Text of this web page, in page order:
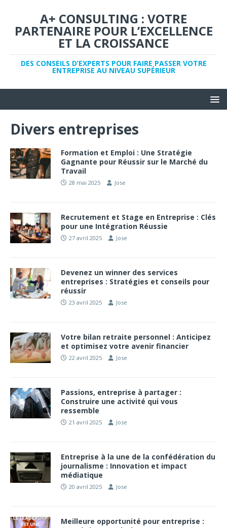
A+ CONSULTING : VOTRE
PARTENAIRE POUR L’EXCELLENCE
ET LA CROISSANCE
DES CONSEILS D’EXPERTS POUR FAIRE PASSER VOTRE
ENTREPRISE AU NIVEAU SUPÉRIEUR
Divers entreprises
Formation et Emploi : Une Stratégie
Gagnante pour Réussir sur le Marché du
Travail
28 mai 2025 Jose
Recrutement et Stage en Entreprise : Clés
pour une Intégration Réussie
27 avril 2025 Jose
Devenez un winner des services
entreprises : Stratégies et conseils pour
réussir
23 avril 2025 Jose
Votre bilan retraite personnel : Anticipez
et optimisez votre avenir financier
22 avril 2025 Jose
Passions, entreprise à partager :
Construire une activité qui vous
ressemble
21 avril 2025 Jose
Entreprise à la une de la confédération du
journalisme : Innovation et impact
médiatique
20 avril 2025 Jose
Meilleure opportunité pour entreprise :